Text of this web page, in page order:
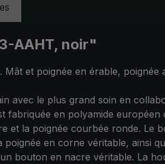
AAHT, noir"
et poignée en érable,
avec le plus grand soin en
fabriquée en polyamide
et la poignée courbée ronde. Le
en corne véritable, ainsi
bouton en nacre véritable. La